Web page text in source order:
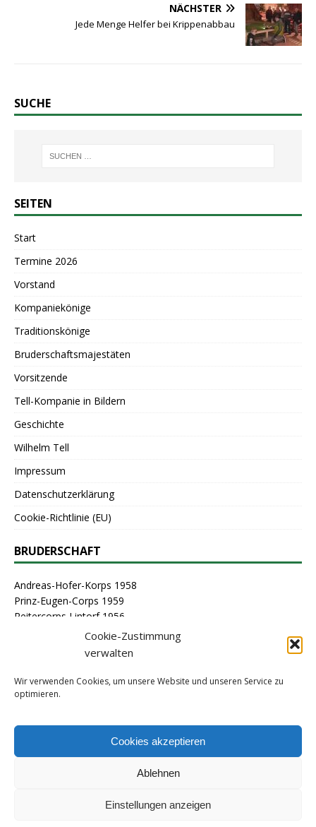
Cookie-Zustimmung
verwalten
Wir verwenden Cookies, um unsere Website und unseren Service zu
optimieren.
Cookies akzeptieren
Ablehnen
Einstellungen anzeigen
NÄCHSTER
Jede Menge Helfer bei Krippenabbau
SUCHE
SEITEN
Start
Termine 2026
Vorstand
Kompaniekönige
Traditionskönige
Bruderschaftsmajestäten
Vorsitzende
Tell-Kompanie in Bildern
Geschichte
Wilhelm Tell
Impressum
Datenschutzerklärung
Cookie-Richtlinie (EU)
BRUDERSCHAFT
Andreas-Hofer-Korps 1958
Prinz-Eugen-Corps 1959
Reitercorps Lintorf 1956
St. Georg-Corps 1963
St. Lambertus-Corps 1976
Stammcorps 1963